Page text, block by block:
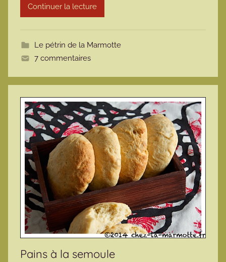
m
t
e
Continuer la lecture
Le pétrin de la Marmotte
7 commentaires
Pains à la semoule